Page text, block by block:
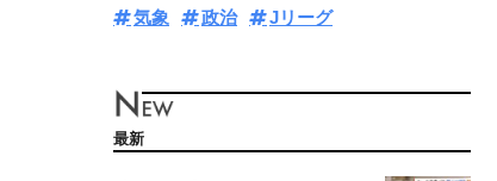
気象
政治 Jリーグ
最新